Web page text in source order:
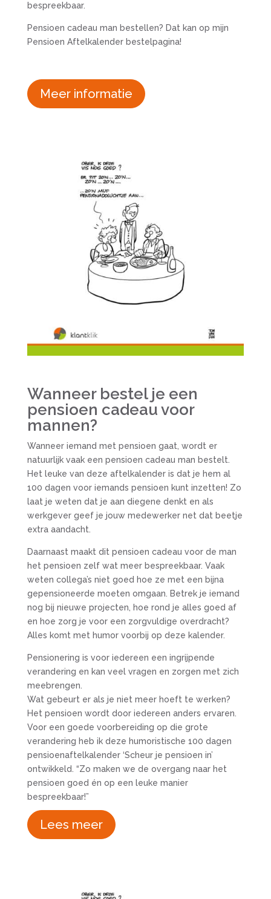
bespreekbaar.
Pensioen cadeau man bestellen? Dat kan op mijn
Pensioen Aftelkalender bestelpagina!
Meer informatie
Wanneer bestel je een
pensioen cadeau voor
mannen?
Wanneer iemand met pensioen gaat, wordt er
natuurlijk vaak een pensioen cadeau man bestelt.
Het leuke van deze aftelkalender is dat je hem al
100 dagen voor iemands pensioen kunt inzetten! Zo
laat je weten dat je aan diegene denkt en als
werkgever geef je jouw medewerker net dat beetje
extra aandacht.
Daarnaast maakt dit pensioen cadeau voor de man
het pensioen zelf wat meer bespreekbaar. Vaak
weten collega’s niet goed hoe ze met een bijna
gepensioneerde moeten omgaan. Betrek je iemand
nog bij nieuwe projecten, hoe rond je alles goed af
en hoe zorg je voor een zorgvuldige overdracht?
Alles komt met humor voorbij op deze kalender.
Pensionering is voor iedereen een ingrijpende
verandering en kan veel vragen en zorgen met zich
meebrengen.
Wat gebeurt er als je niet meer hoeft te werken?
Het pensioen wordt door iedereen anders ervaren.
Voor een goede voorbereiding op die grote
verandering heb ik deze humoristische 100 dagen
pensioenaftelkalender ‘Scheur je pensioen in’
ontwikkeld. “Zo maken we de overgang naar het
pensioen goed én op een leuke manier
bespreekbaar!”
Lees meer